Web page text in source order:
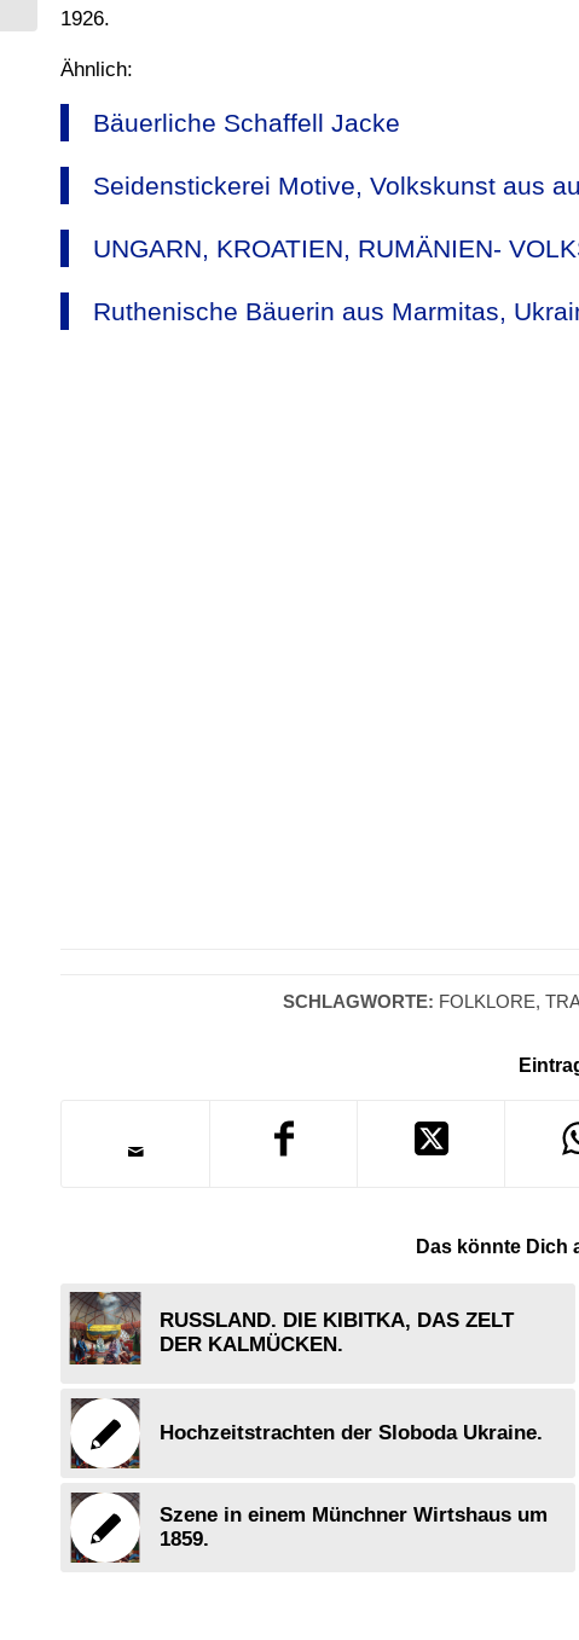
1926.
Ähnlich:
Bäuerliche Schaffell Jacke
Seidenstickerei Motive, Volkskunst aus
UNGARN, KROATIEN, RUMÄNIEN-
Ruthenische Bäuerin aus Marmitas,
SCHLAGWORTE: FOLKLORE,
Das könnte Dich
RUSSLAND. DIE KIBITKA, DAS ZELT
DER KALMÜCKEN.
Hochzeitstrachten der Sloboda Ukraine.
Szene in einem Münchner Wirtshaus um
1859.